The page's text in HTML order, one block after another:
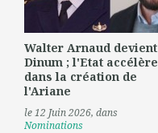
Walter Arnaud devient
Dinum ; l'Etat accélère
dans la création de
l'Ariane
le 12 Juin 2026, dans
Nominations